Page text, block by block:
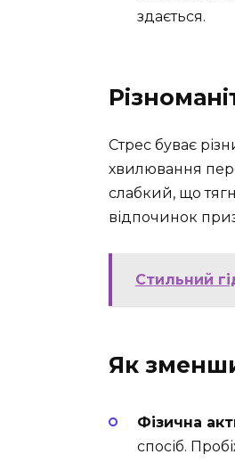
здається.
Стрес буває
хвилювання
слабкий, що
відпочинок
Стильний
Як
Фізична
спосіб.